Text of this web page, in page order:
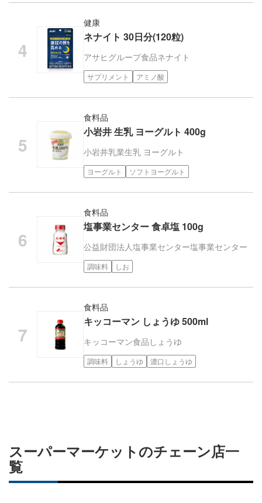
健康
ネナイト 30日分(120粒)
アサヒグループ食品ネナイト
サプリメント アミノ酸
食料品
小岩井 生乳 ヨーグルト 400g
小岩井乳業生乳 ヨーグルト
ヨーグルト ソフトヨーグルト
食料品
塩事業センター 食卓塩 100g
公益財団法人塩事業センター塩事業センター
調味料 しお
食料品
キッコーマン しょうゆ 500ml
キッコーマン食品 しょうゆ
調味料 しょうゆ 濃口しょうゆ
スーパーマーケットのチェーン店一
覧